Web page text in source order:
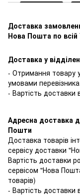
Доставка
Нова Пошта по всій
Доставка у
- Отримання товару
умовами
- Вартість доставки
Адресна доставка
Пошти
Доставка товарів
сервісу доставки
Вартість доставки
сервісом "Нова
товарів)
- Вартість доставки